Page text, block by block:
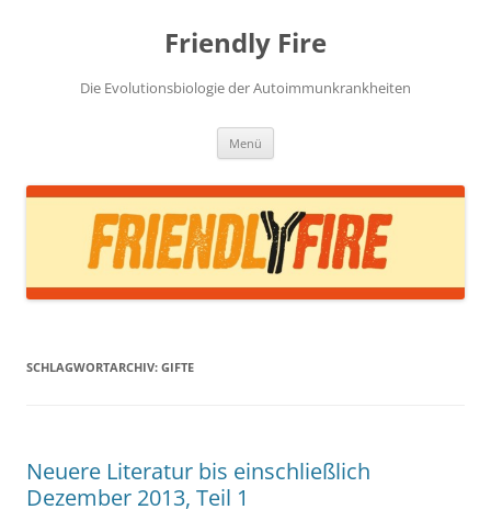
Friendly Fire
Die Evolutionsbiologie der Autoimmunkrankheiten
Menü
SCHLAGWORTARCHIV: GIFTE
Neuere Literatur bis einschließlich
Dezember 2013, Teil 1